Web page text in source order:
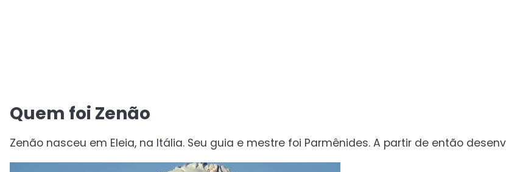
Quem foi Zenão
Zenão nasceu em Eleia, na Itália. Seu guia e mestre foi Parmênides. A partir de então